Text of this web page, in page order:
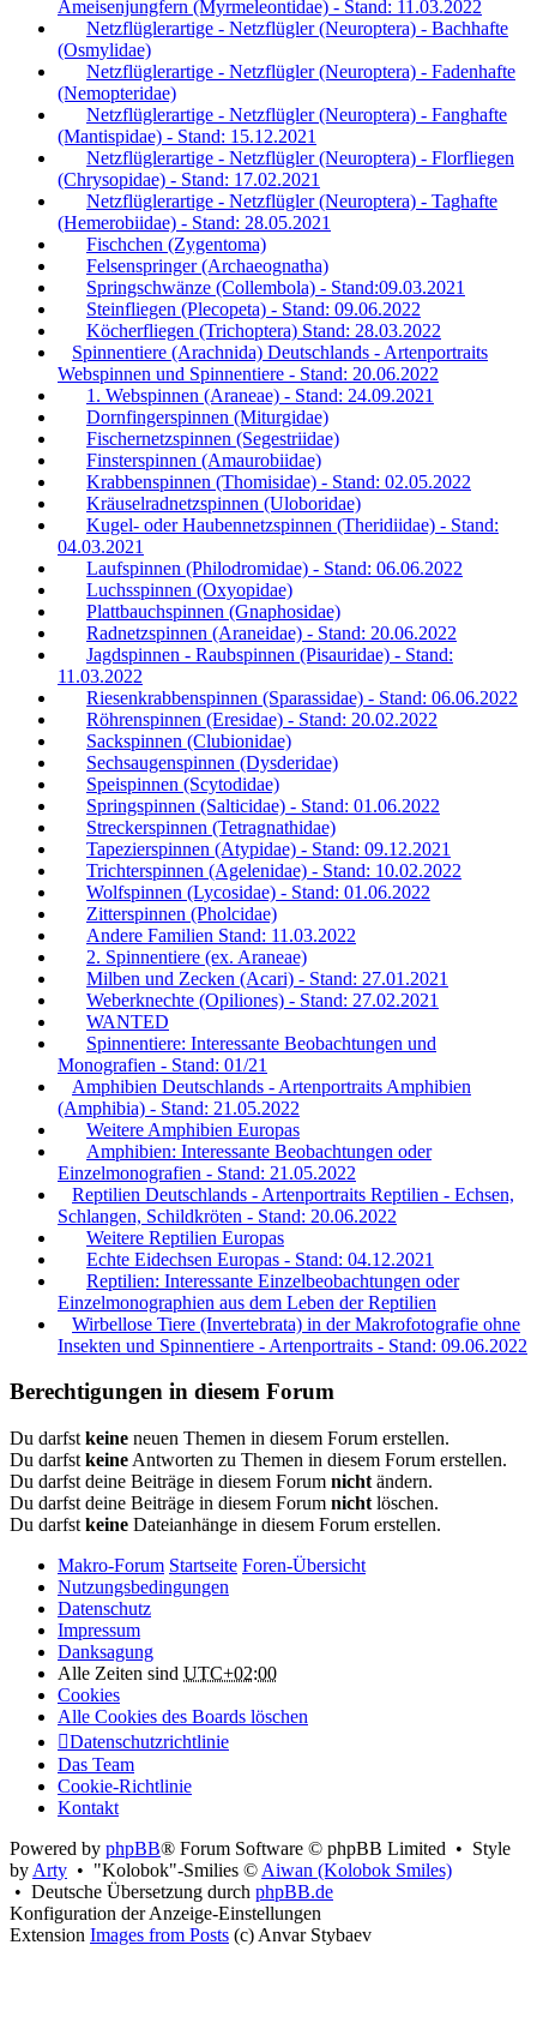
Ameisenjungfern (Myrmeleontidae) - Stand: 11.03.2022
Netzflüglerartige - Netzflügler (Neuroptera) - Bachhafte
(Osmylidae)
Netzflüglerartige - Netzflügler (Neuroptera) - Fadenhafte
(Nemopteridae)
Netzflüglerartige - Netzflügler (Neuroptera) - Fanghafte
(Mantispidae) - Stand: 15.12.2021
Netzflüglerartige - Netzflügler (Neuroptera) - Florfliegen
(Chrysopidae) - Stand: 17.02.2021
Netzflüglerartige - Netzflügler (Neuroptera) - Taghafte
(Hemerobiidae) - Stand: 28.05.2021
Fischchen (Zygentoma)
Felsenspringer (Archaeognatha)
Springschwänze (Collembola) - Stand:09.03.2021
Steinfliegen (Plecopeta) - Stand: 09.06.2022
Köcherfliegen (Trichoptera) Stand: 28.03.2022
Spinnentiere (Arachnida) Deutschlands - Artenportraits
Webspinnen und Spinnentiere - Stand: 20.06.2022
1. Webspinnen (Araneae) - Stand: 24.09.2021
Dornfingerspinnen (Miturgidae)
Fischernetzspinnen (Segestriidae)
Finsterspinnen (Amaurobiidae)
Krabbenspinnen (Thomisidae) - Stand: 02.05.2022
Kräuselradnetzspinnen (Uloboridae)
Kugel- oder Haubennetzspinnen (Theridiidae) - Stand:
04.03.2021
Laufspinnen (Philodromidae) - Stand: 06.06.2022
Luchsspinnen (Oxyopidae)
Plattbauchspinnen (Gnaphosidae)
Radnetzspinnen (Araneidae) - Stand: 20.06.2022
Jagdspinnen - Raubspinnen (Pisauridae) - Stand:
11.03.2022
Riesenkrabbenspinnen (Sparassidae) - Stand: 06.06.2022
Röhrenspinnen (Eresidae) - Stand: 20.02.2022
Sackspinnen (Clubionidae)
Sechsaugenspinnen (Dysderidae)
Speispinnen (Scytodidae)
Springspinnen (Salticidae) - Stand: 01.06.2022
Streckerspinnen (Tetragnathidae)
Tapezierspinnen (Atypidae) - Stand: 09.12.2021
Trichterspinnen (Agelenidae) - Stand: 10.02.2022
Wolfspinnen (Lycosidae) - Stand: 01.06.2022
Zitterspinnen (Pholcidae)
Andere Familien Stand: 11.03.2022
2. Spinnentiere (ex. Araneae)
Milben und Zecken (Acari) - Stand: 27.01.2021
Weberknechte (Opiliones) - Stand: 27.02.2021
WANTED
Spinnentiere: Interessante Beobachtungen und
Monografien - Stand: 01/21
Amphibien Deutschlands - Artenportraits Amphibien
(Amphibia) - Stand: 21.05.2022
Weitere Amphibien Europas
Amphibien: Interessante Beobachtungen oder
Einzelmonografien - Stand: 21.05.2022
Reptilien Deutschlands - Artenportraits Reptilien - Echsen,
Schlangen, Schildkröten - Stand: 20.06.2022
Weitere Reptilien Europas
Echte Eidechsen Europas - Stand: 04.12.2021
Reptilien: Interessante Einzelbeobachtungen oder
Einzelmonographien aus dem Leben der Reptilien
Wirbellose Tiere (Invertebrata) in der Makrofotografie ohne
Insekten und Spinnentiere - Artenportraits - Stand: 09.06.2022
Berechtigungen in diesem Forum
Du darfst keine neuen Themen in diesem Forum erstellen.
Du darfst keine Antworten zu Themen in diesem Forum erstellen.
Du darfst deine Beiträge in diesem Forum nicht ändern.
Du darfst deine Beiträge in diesem Forum nicht löschen.
Du darfst keine Dateianhänge in diesem Forum erstellen.
Makro-Forum Startseite Foren-Übersicht
Nutzungsbedingungen
Datenschutz
Impressum
Danksagung
Alle Zeiten sind UTC+02:00
Cookies
Alle Cookies des Boards löschen
Datenschutzrichtlinie
Das Team
Cookie-Richtlinie
Kontakt
Powered by phpBB® Forum Software © phpBB Limited • Style
by Arty • "Kolobok"-Smilies © Aiwan (Kolobok Smiles)
• Deutsche Übersetzung durch phpBB.de
Konfiguration der Anzeige-Einstellungen
Extension Images from Posts (c) Anvar Stybaev